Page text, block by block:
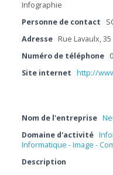
Infographie
Personne de contact
Adresse Rue Lavaulx,
Numéro de téléphone
Site internet http://
Nom de l'entreprise
Domaine d'activité
Informatique - Image -
Description